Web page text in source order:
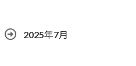
2025年7月